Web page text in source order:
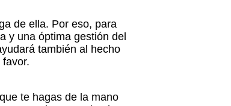
de ella. Por eso, para
y una óptima gestión del
también al hecho
te hagas de la mano